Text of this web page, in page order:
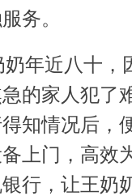
务。
年近八十，
的家人犯了
知情况后，
上门，高效
行，让王奶